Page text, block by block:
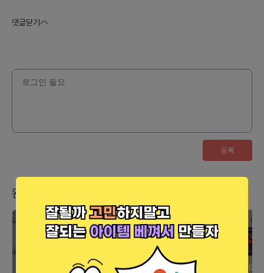
댓글닫기
등록
완전히 다른 카테고리 추천드려요.
엑셀 50탭 지옥 탈출기: 3주 노
모두의 창업 로컬 분야, 라운드